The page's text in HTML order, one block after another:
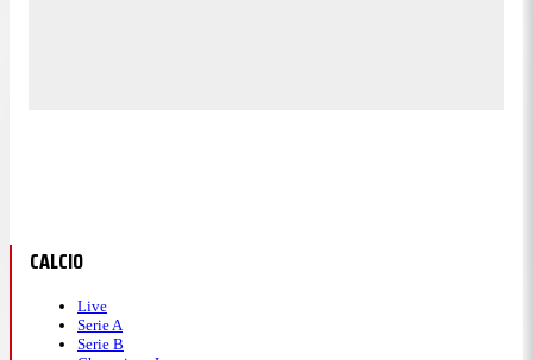
CALCIO
Live
Serie A
Serie B